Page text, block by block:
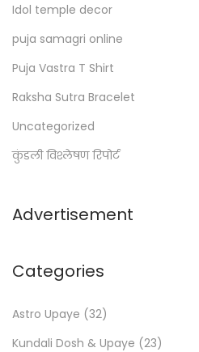
r
:
>
Idol temple decor
puja samagri online
Puja Vastra T Shirt
Raksha Sutra Bracelet
Uncategorized
कुंडली विश्लेषण रिपोर्ट
Advertisement
Categories
Astro Upaye (32)
Kundali Dosh & Upaye (23)